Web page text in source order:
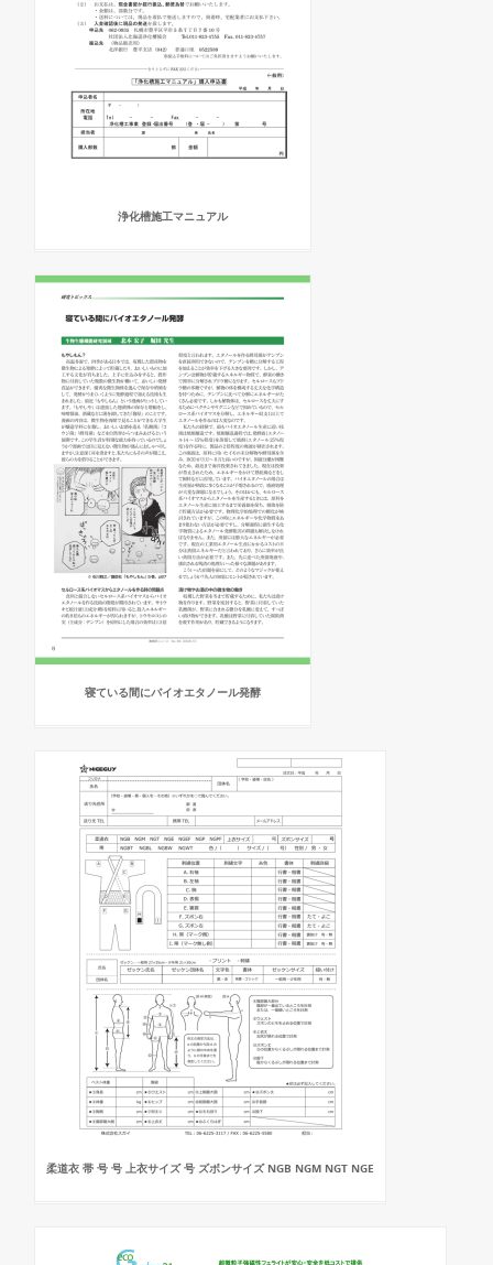
浄化槽施工マニュアル
寝ている間にバイオエタノール発酵
柔道衣 帯 号 号 上衣サイズ 号 ズボンサイズ NGB NGM NGT NGE